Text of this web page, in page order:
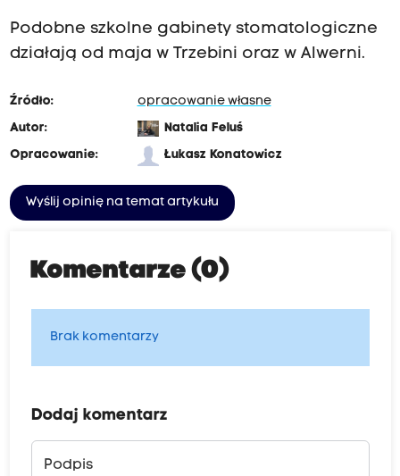
Podobne szkolne gabinety stomatologiczne
działają od maja w Trzebini oraz w Alwerni.
Źródło:
opracowanie własne
Autor:
Natalia Feluś
Opracowanie:
Łukasz Konatowicz
Wyślij opinię na temat artykułu
Komentarze (0)
Brak komentarzy
Dodaj komentarz
Podpis